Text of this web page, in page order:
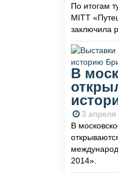
По итогам
MITT
заключила
В
3
В
2014».